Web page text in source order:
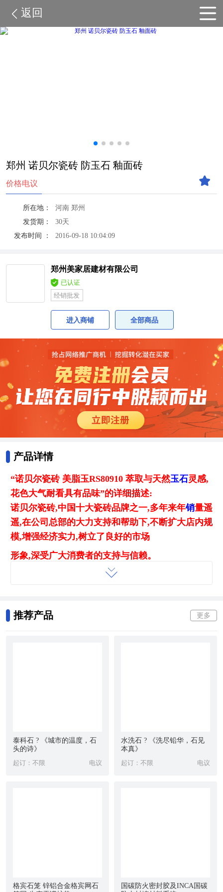
返回
郑州 诺贝尔瓷砖 防玉石 釉面砖
价格电议
所在地：
河南 郑州
发货期：
30天
发布时间 ：
2016-09-18 10:04:09
郑州美家居建材有限公司
已认证
经销批发
进入商铺 全部商品
产品详情
“诺贝尔瓷砖 美脂玉RS80910 萃取与天然玉石灵感,
花色大气耐看具有品味”的详细描述:
诺贝尔瓷砖,中国十大瓷砖品牌之一,多年来年销量遥
遥,在公司总部的大力支持和帮助下,不断扩大店内规
模,增强经济实力,树立了良好的市场
形象,深受广大消费者的支持与信赖。
郑州瓷砖市场有哪些瓷砖可供选择
也推出了他们的主打品牌,诺贝尔磁砖经过系统的收
集,把市场上的瓷砖进行了以下分类。希望对将要装
外墙砖类 ：外墙釉面砖 ,外墙玻化砖 ,外墙亚光砖 ,
外墙印花砖 ,外墙仿石砖 。
【郑州瓷砖专卖店】交给您瓷砖的挑选方法
推荐产品 更多
泰科石 ? 《城市的温度，石
头的诗》
起订：不限 电议
水洗石 ? 《洗尽铅华，石见
本真》
起订：不限 电议
格宾石笼 锌铝合金格宾网石
国碳防火密封胶及INCA国碳